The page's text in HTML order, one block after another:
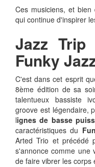
Ces musiciens, et
qui continue d'inspirer
Jazz
Funky
C'est dans cet esprit
8ème édition de sa
talentueux bassiste
groove est légendaire,
lignes de basse
caractéristiques du
Arted Trio et précédé
s'annonce comme une
de faire vibrer les corps